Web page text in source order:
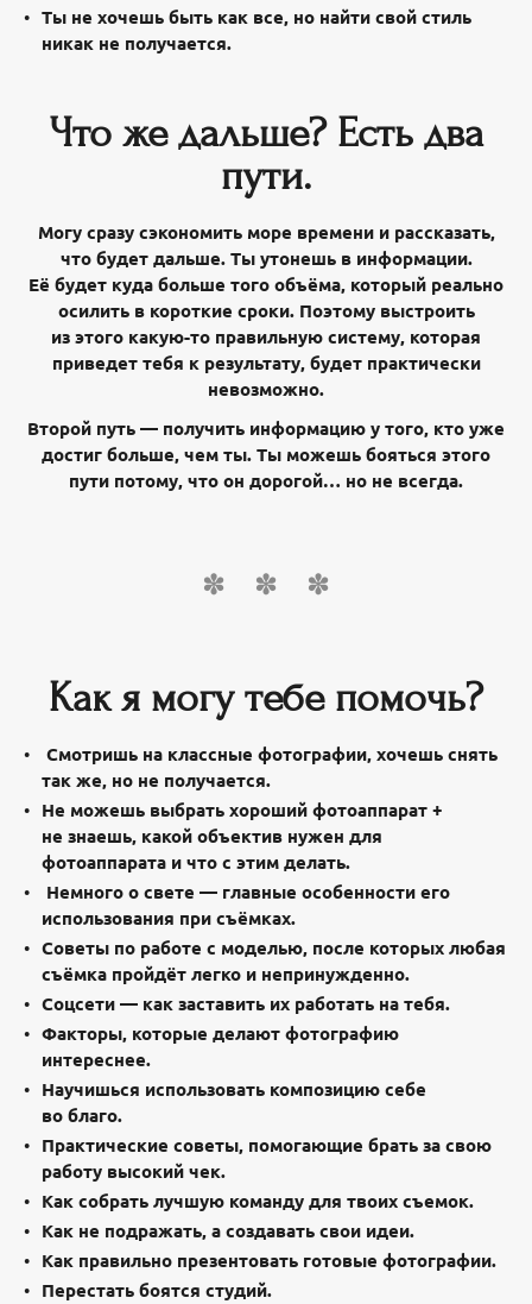
Ты не хочешь быть как все, но найти свой стиль
никак не получается.
Что же дальше? Есть два
пути.
Могу сразу сэкономить море времени и рассказать,
что будет дальше. Ты утонешь в информации.
Её будет куда больше того объёма, который реально
осилить в короткие сроки. Поэтому выстроить
из этого какую-то правильную систему, которая
приведет тебя к результату, будет практически
невозможно.
Второй путь — получить информацию у того, кто уже
достиг больше, чем ты. Ты можешь бояться этого
пути потому, что он дорогой… но не всегда.
Как я могу тебе помочь?
Смотришь на классные фотографии, хочешь снять
так же, но не получается.
Не можешь выбрать хороший фотоаппарат +
не знаешь, какой объектив нужен для
фотоаппарата и что с этим делать.
Немного о свете — главные особенности его
использования при съёмках.
Советы по работе с моделью, после которых любая
съёмка пройдёт легко и непринужденно.
Соцсети — как заставить их работать на тебя.
Факторы, которые делают фотографию
интереснее.
Научишься использовать композицию себе
во благо.
Практические советы, помогающие брать за свою
работу высокий чек.
Как собрать лучшую команду для твоих съемок.
Как не подражать, а создавать свои идеи.
Как правильно презентовать готовые фотографии.
Перестать боятся студий.